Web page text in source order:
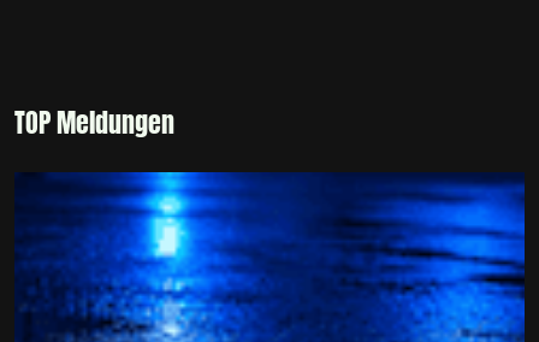
TOP Meldungen